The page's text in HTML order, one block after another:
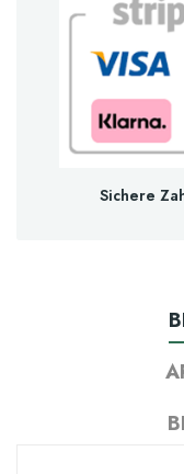
Sichere